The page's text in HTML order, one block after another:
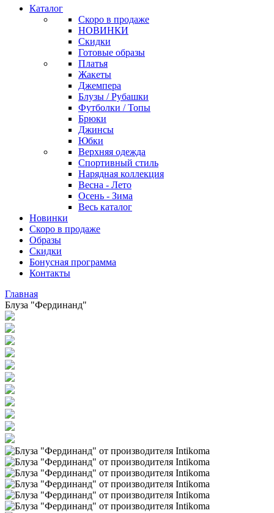
Каталог
Скоро в продаже
НОВИНКИ
Скидки
Готовые образы
Платья
Жакеты
Джемпера
Блузы / Рубашки
Футболки / Топы
Брюки
Джинсы
Юбки
Верхняя одежда
Спортивный стиль
Нарядная коллекция
Весна - Лето
Осень - Зима
Весь каталог
Новинки
Скоро в продаже
Образы
Скидки
Бонусная программа
Контакты
Главная
Блуза "Фердинанд"